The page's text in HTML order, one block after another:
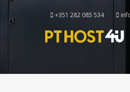
+351 282 085 534